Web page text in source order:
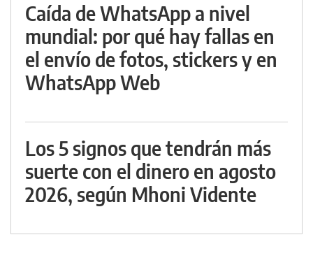
Caída de WhatsApp a nivel
mundial: por qué hay fallas en
el envío de fotos, stickers y en
WhatsApp Web
Los 5 signos que tendrán más
suerte con el dinero en agosto
2026, según Mhoni Vidente